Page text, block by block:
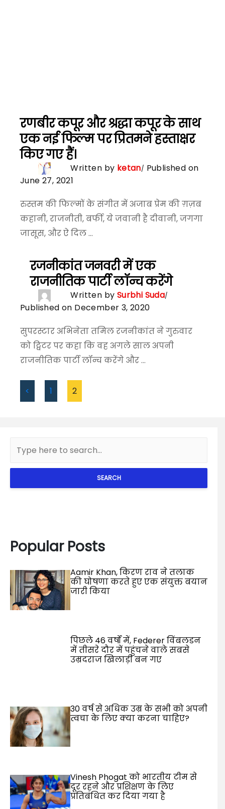
रणबीर कपूर और श्रद्धा कपूर के साथ
एक नई फिल्म पर प्रितमने हस्ताक्षर
किए गए हैं।
Written by ketan Published on
June 27, 2021
रुस्तम की फिल्मों के संगीत में अजाब प्रेम की ग़ज़ब
कहानी, राजनीती, बर्फी, ये जवानी है दीवानी, जगगा
जासूस, और ऐ दिल ...
रजनीकांत जनवरी में एक
राजनीतिक पार्टी लॉन्च करेंगे
Written by Surbhi Suda
Published on December 3, 2020
सुपरस्टार अभिनेता तमिल रजनीकांत ने गुरुवार
को ट्विटर पर कहा कि वह अगले साल अपनी
राजनीतिक पार्टी लॉन्च करेंगे और ...
< 1 2
SEARCH
Popular Posts
Aamir Khan, किरण राव ने तलाक
की घोषणा करते हुए एक संयुक्त बयान
जारी किया
पिछले 46 वर्षों में, Federer विंबलडन
में तीसरे दौर में पहुंचने वाले सबसे
उम्रदराज खिलाड़ी बन गए
30 वर्ष से अधिक उम्र के सभी को अपनी
त्वचा के लिए क्या करना चाहिए?
Vinesh Phogat को भारतीय टीम से
दूर रहने और प्रशिक्षण के लिए
प्रतिबंधित कर दिया गया है